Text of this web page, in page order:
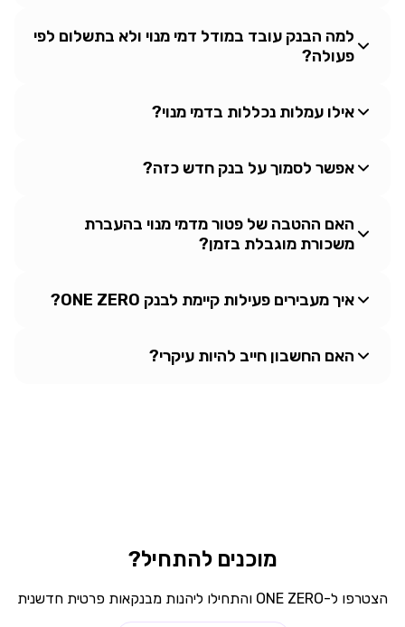
למה הבנק עובד במודל דמי מנוי ולא בתשלום לפי
פעולה?
אילו עמלות נכללות בדמי מנוי?
אפשר לסמוך על בנק חדש כזה?
האם ההטבה של פטור מדמי מנוי בהעברת
משכורת מוגבלת בזמן?
איך מעבירים פעילות קיימת לבנק ONE ZERO?
האם החשבון חייב להיות עיקרי?
מוכנים להתחיל?
הצטרפו ל-ONE ZERO והתחילו ליהנות מבנקאות פרטית חדשנית